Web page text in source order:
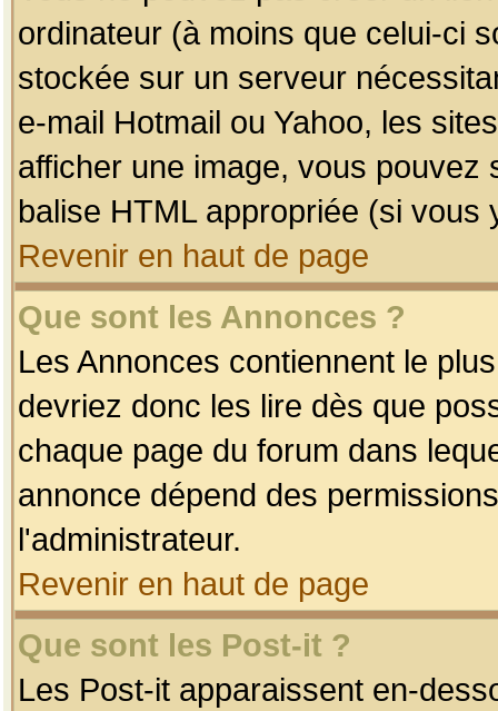
ordinateur (à moins que celui-ci
stockée sur un serveur
e-mail Hotmail ou Yahoo, les
afficher une image, vous pouvez
balise HTML appropriée (si vous
Revenir en haut de page
Que sont les Annonces ?
Les Annonces contiennent le
devriez donc les lire dès que
chaque page du forum dans
annonce dépend des
l'administrateur.
Revenir en haut de page
Que sont les Post-it ?
Les Post-it apparaissent en-